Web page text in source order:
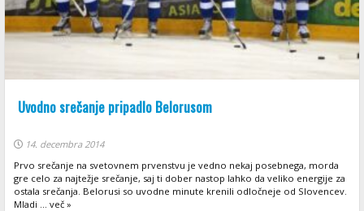
Uvodno srečanje pripadlo Belorusom
14. decembra 2014
Prvo srečanje na svetovnem prvenstvu je vedno nekaj posebnega, morda
gre celo za najtežje srečanje, saj ti dober nastop lahko da veliko energije za
ostala srečanja. Belorusi so uvodne minute krenili odločneje od Slovencev.
Mladi ... več »